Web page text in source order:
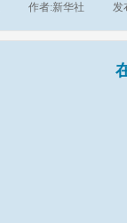
作者:新华社 发